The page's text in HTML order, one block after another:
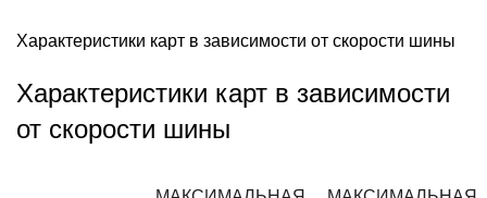
Характеристики карт в зависимости от скорости шины
Характеристики карт в зависимости
от скорости шины